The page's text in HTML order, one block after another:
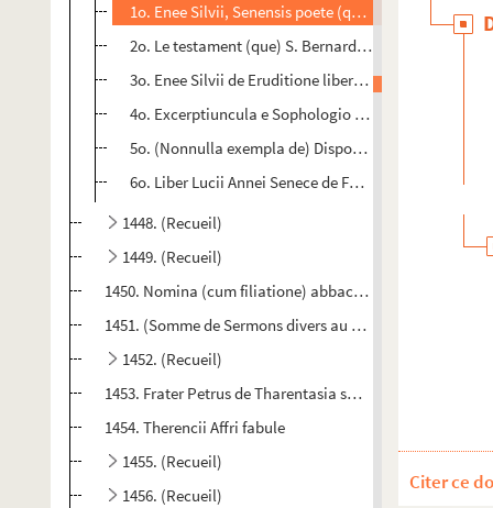
1o. Enee Silvii, Senensis poete (qui postea Pius
2o. Le testament (que) S. Bernard, premier abbé de
3o. Enee Silvii de Eruditione liberorum tractatus,
4o. Excerptiuncula e Sophologio fratris Jacobi
5o. (Nonnulla exempla de) Disposicione, secunda
6o. Liber Lucii Annei Senece de Formula honeste
1448. (Recueil)
1449. (Recueil)
1450. Nomina (cum filiatione) abbaciarum et
1451. (Somme de Sermons divers au nombre de XLVII,
1452. (Recueil)
1453. Frater Petrus de Tharentasia super I
1454. Therencii Affri fabule
1455. (Recueil)
1456. (Recueil)
Citer ce